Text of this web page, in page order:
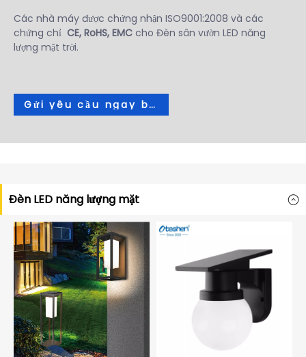
Các nhà máy được chứng nhận ISO9001:2008 và các
chứng chỉ CE, RoHS, EMC cho Đèn sân vườn LED năng
lượng mặt trời.
Gửi yêu cầu ngay bây giờ
Đèn LED năng lượng mặt